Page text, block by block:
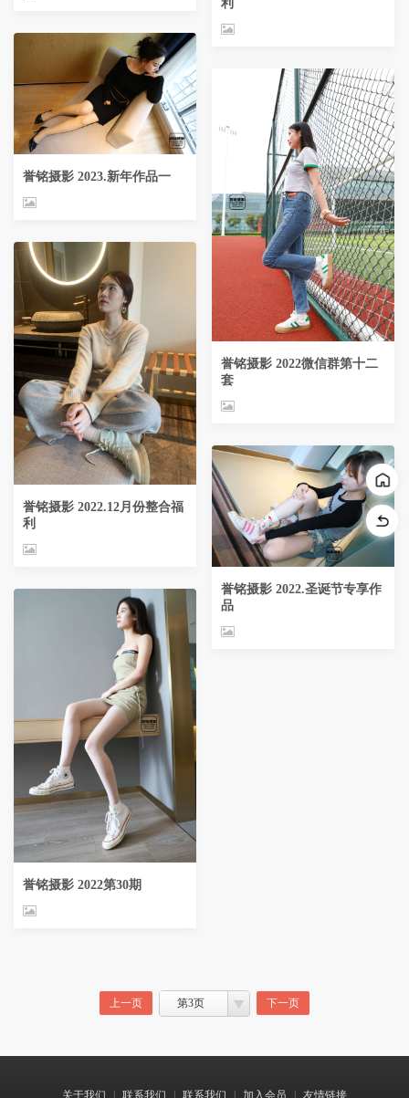
誉铭摄影 2023.新年作品一
誉铭摄影 2022.12月份整合福
利
誉铭摄影 2022第30期
利
誉铭摄影 2022微信群第十二
套
誉铭摄影 2022.圣诞节专享作
品
上一页 第3页 下一页